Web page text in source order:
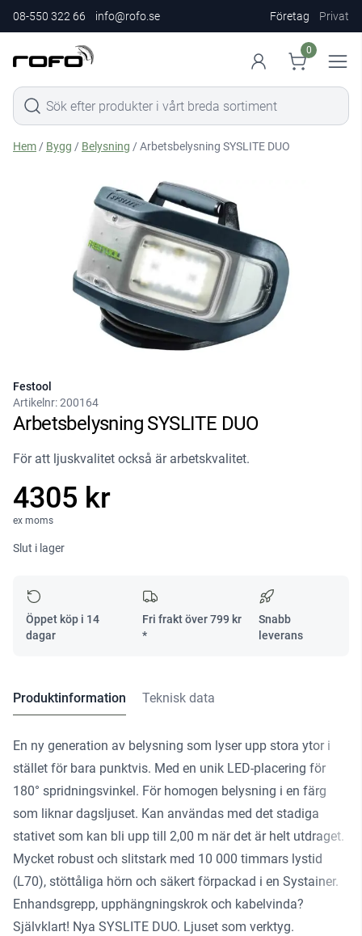
08-550 322 66 info@rofo.se Företag Privat
0
Hem / Bygg / Belysning / Arbetsbelysning SYSLITE DUO
Festool
Artikelnr:200164
Arbetsbelysning SYSLITE DUO
För att ljuskvalitet också är arbetskvalitet.
4305 kr
ex moms
Slut i lager
Öppet köp i 14
dagar
Fri frakt över799 kr
*
Snabb
leverans
Produktinformation Teknisk data
En ny generation av belysning som lyser upp stora ytor i
stället för bara punktvis. Med en unik LED-placering för
180° spridningsvinkel. För homogen belysning i en färg
som liknar dagsljuset. Kan användas med det stadiga
stativet som kan bli upp till 2,00 m när det är helt utdraget.
Mycket robust och slitstark med 10 000 timmars lystid
(L70), stöttåliga hörn och säkert förpackad i en Systainer.
Enhandsgrepp, upphängningskrok och kabelvinda?
Självklart! Nya SYSLITE DUO. Ljuset som verktyg.